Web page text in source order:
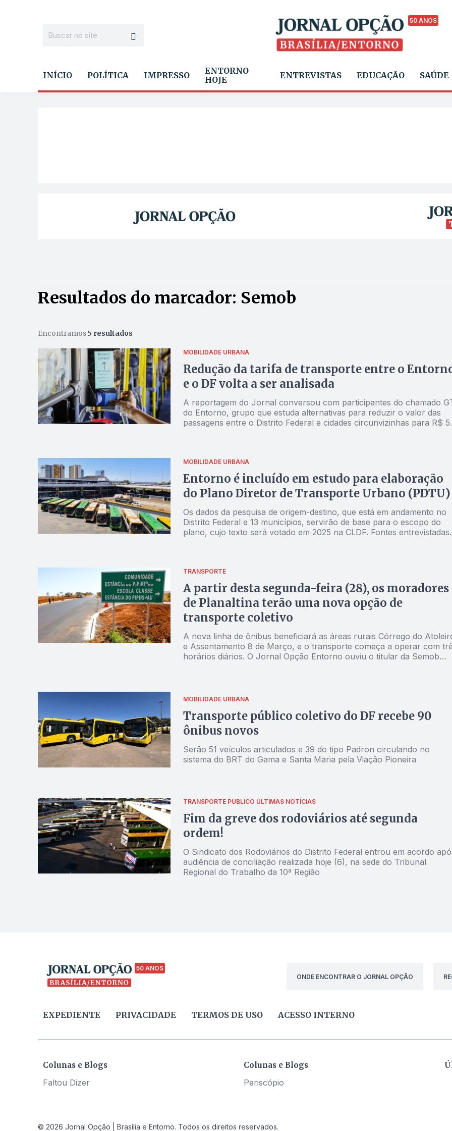
50 ANOS
INÍCIO POLÍTICA IMPRESSO
ENTORNO
HOJE
ENTREVISTAS EDUCAÇÃO SAÚDE
Resultados do marcador: Semob
Encontramos5 resultados
MOBILIDADE URBANA
Redução da tarifa de transporte entre o
e o DF volta a ser analisada
A reportagem do Jornal conversou com participantes do chamado
do Entorno, grupo que estuda alternativas para reduzir o valor das
passagens entre o Distrito Federal e cidades circunvizinhas para R$ 5
MOBILIDADE URBANA
Entorno é incluído em estudo para elaboração
do Plano Diretor de Transporte Urbano (PDTU)
Os dados da pesquisa de origem-destino, que está em andamento no
Distrito Federal e 13 municípios, servirão de base para o escopo do
plano, cujo texto será votado em 2025 na CLDF. Fontes entrevistadas
TRANSPORTE
A partir desta segunda-feira (28), os moradores
de Planaltina terão uma nova opção de
transporte coletivo
A nova linha de ônibus beneficiará as áreas rurais Córrego do
e Assentamento 8 de Março, e o transporte começa a operar com
horários diários. O Jornal Opção Entorno ouviu o titular da Semob
MOBILIDADE URBANA
Transporte público coletivo do DF recebe 90
ônibus novos
Serão 51 veículos articulados e 39 do tipo Padron circulando no
sistema do BRT do Gama e Santa Maria pela Viação Pioneira
TRANSPORTE PÚBLICO ÚLTIMAS NOTÍCIAS
Fim da greve dos rodoviários até segunda
ordem!
O Sindicato dos Rodoviários do Distrito Federal entrou em acordo
audiência de conciliação realizada hoje (6), na sede do Tribunal
Regional do Trabalho da 10ª Região
50 ANOS
ONDE ENCONTRAR O JORNAL OPÇÃO
EXPEDIENTE PRIVACIDADE TERMOS DE USO ACESSO INTERNO
Colunas e Blogs
Faltou Dizer
Colunas e Blogs
Periscópio
© 2026 Jornal Opção | Brasília e Entorno. Todos os direitos reservados.